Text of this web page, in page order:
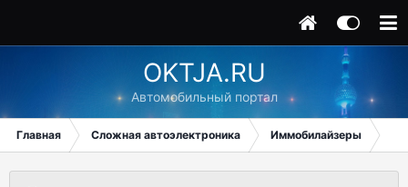
OKTJA.RU
Автомобильный портал
Главная Сложная автоэлектроника Иммобилайзеры